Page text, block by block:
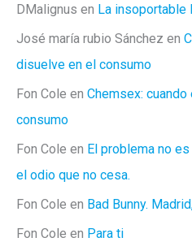
DMalignus en La insoportable
José maría rubio Sánchez en
disuelve en el consumo
Fon Cole en Chemsex:
consumo
Fon Cole en El problema no
el odio que no cesa.
Fon Cole en Bad Bunny.
Fon Cole en Para ti